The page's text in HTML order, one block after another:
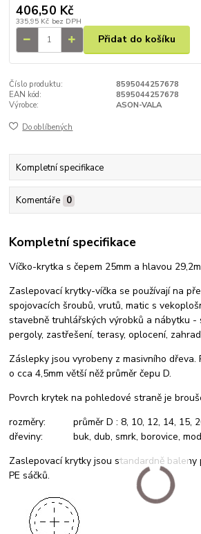
406,50 Kč
335,95 Kč bez DPH
Přidat do košíku
Číslo produktu:
8595044257678
EAN kód:
8595044257678
Výrobce:
ASON-VALA
Do oblíbených
Kompletní specifikace
Komentáře 0
Kompletní specifikace
Víčko-krytka s čepem 25mm a hlavou
Zaslepovací krytky-víčka se používají na
spojovacích šroubů, vrutů, matic s
stavebně truhlářských výrobků a nábytku -
pergoly, zastřešení, terasy, oplocení,
Záslepky jsou vyrobeny z masivního dřeva.
o cca 4,5mm větší něž průměr čepu D.
Povrch krytek na pohledové straně je
rozměry: průměr D : 8, 10, 12, 14, 15,
dřeviny: buk, dub, smrk, borovice,
Zaslepovací krytky jsou standardně baleny
PE sáčků.